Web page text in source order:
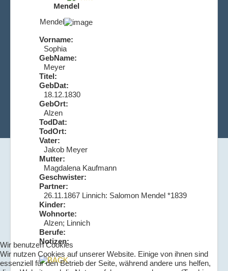
Mendel
Mendel
Vorname:
Sophia
GebName:
Meyer
Titel:
GebDat:
18.12.1830
GebOrt:
Alzen
TodDat:
TodOrt:
Vater:
Jakob Meyer
Mutter:
Magdalena Kaufmann
Geschwister:
Partner:
26.11.1867 Linnich: Salomon Mendel *1839
Kinder:
Wohnorte:
Alzen; Linnich
Berufe:
Notizen:
Wir benutzen Cookies
Wir nutzen Cookies auf unserer Website. Einige von ihnen sind
essenziell für den Betrieb der Seite, während andere uns helfen,